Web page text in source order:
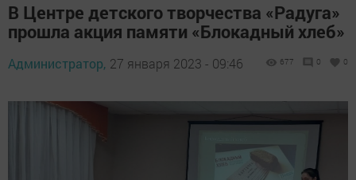
В Центре детского творчества «Радуга»
прошла акция памяти «Блокадный хлеб»
Администратор, 27 января 2023 - 09:46 677 0 0